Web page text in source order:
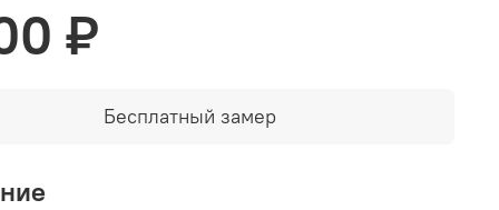
₽
Бесплатный замер